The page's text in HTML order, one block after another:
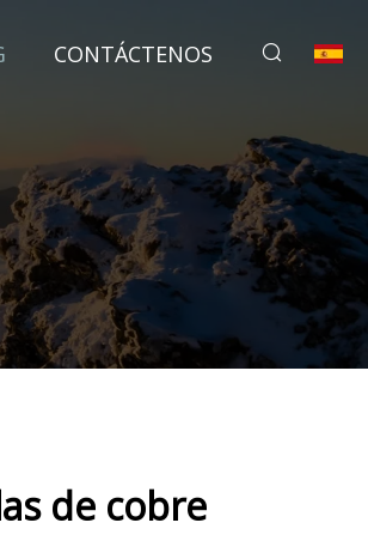
CONTÁCTENOS
de cobre